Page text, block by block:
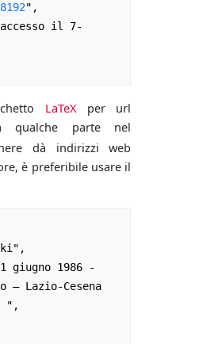
",
LaTeXper url
qualche parte nel
dà indirizzi web
è preferibile usare il
– Lazio-Cesena
",